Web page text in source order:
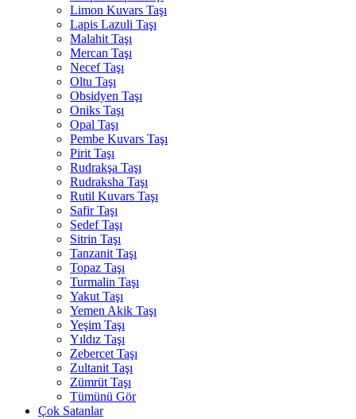
Limon Kuvars Taşı
Lapis Lazuli Taşı
Malahit Taşı
Mercan Taşı
Necef Taşı
Oltu Taşı
Obsidyen Taşı
Oniks Taşı
Opal Taşı
Pembe Kuvars Taşı
Pirit Taşı
Rudrakşa Taşı
Rudraksha Taşı
Rutil Kuvars Taşı
Safir Taşı
Sedef Taşı
Sitrin Taşı
Tanzanit Taşı
Topaz Taşı
Turmalin Taşı
Yakut Taşı
Yemen Akik Taşı
Yeşim Taşı
Yıldız Taşı
Zebercet Taşı
Zultanit Taşı
Zümrüt Taşı
Tümünü Gör
Çok Satanlar